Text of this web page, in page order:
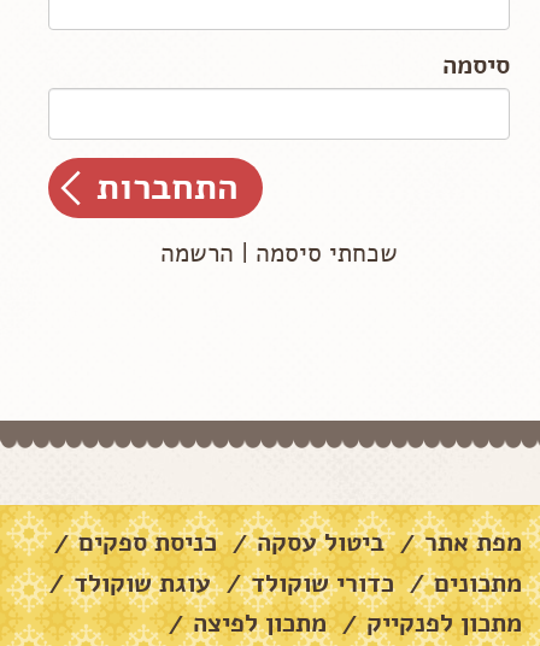
סיסמה
שכחתי סיסמה | הרשמה
מפת אתר / ביטול עסקה / כניסת ספקים /
מתכונים / כדורי שוקולד / עוגת שוקולד /
מתכון לפנקייק / מתכון לפיצה /